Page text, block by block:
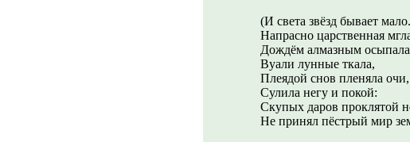
(И света звёзд бывает
Напрасно царственная
Дождём алмазным
Вуали лунные ткала,
Плеядой снов пленяла очи,
Сулила негу и покой:
Скупых даров проклятой
Не принял пёстрый мир